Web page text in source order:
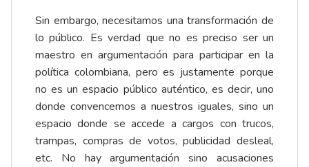
Sin embargo, necesitamos una transformación de
lo público. Es verdad que no es preciso ser un
maestro en argumentación para participar en la
política colombiana, pero es justamente porque
no es un espacio público auténtico, es decir, uno
donde convencemos a nuestros iguales, sino un
espacio donde se accede a cargos con trucos,
trampas, compras de votos, publicidad desleal,
etc. No hay argumentación sino acusaciones